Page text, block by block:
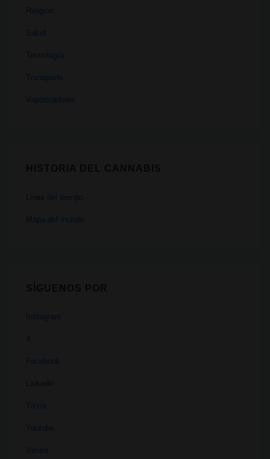
Religión
Salud
Tecnología
Transporte
Vaporizadores
Linea del tiempo
Mapa del mundo
Instagram
X
Facebook
Linkedin
Tiktok
Youtube
Vimeo